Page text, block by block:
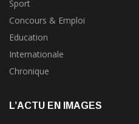
Sport
Concours & Emploi
Education
Internationale
Chronique
L’ACTU EN IMAGES